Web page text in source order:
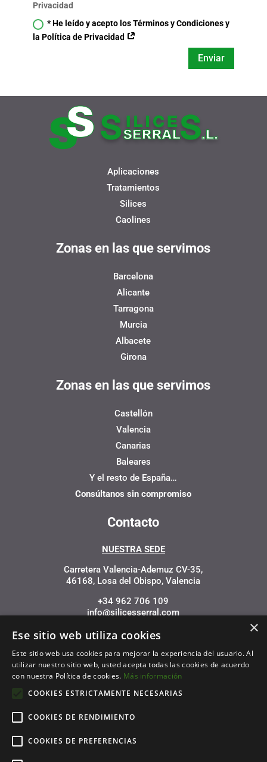
Privacidad
* He leído y acepto los Términos y Condiciones y
la Política de Privacidad
Enviar
Aplicaciones
Tratamientos
Silices
Caolines
Zonas en las que servimos
Barcelona
Alicante
Tarragona
Murcia
Albacete
Girona
Zonas en las que servimos
Castellón
Valencia
Canarias
Baleares
Y el resto de España…
Consúltanos sin compromiso
Contacto
NUESTRA SEDE
Carretera Valencia-Ademuz CV-35,
46168, Losa del Obispo, Valencia
+34 962 706 109
info@silicesserral.com
Financiado por la Unión Europea – NextGenerationEU
×
Ese sitio web utiliza cookies
Este sitio web usa cookies para mejorar la experiencia del usuario. Al
utilizar nuestro sitio web, usted acepta todas las cookies de acuerdo
con nuestra Política de cookies. Más información
COOKIES ESTRICTAMENTE NECESARIAS
COOKIES DE RENDIMIENTO
COOKIES DE PREFERENCIAS